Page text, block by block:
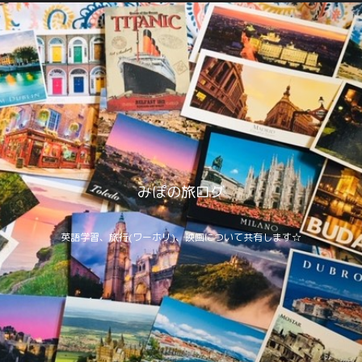
みぽの旅ログ
英語学習、旅行(ワーホリ)、映画について共有します☆